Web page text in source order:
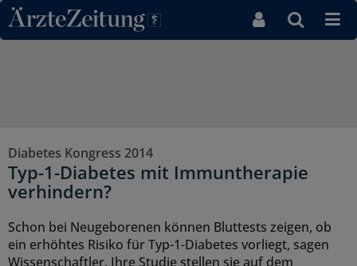
Direkt zum Inhaltsbereich
Diabetes Kongress 2014
Typ-1-Diabetes mit Immuntherapie
verhindern?
Schon bei Neugeborenen können Bluttests zeigen, ob
ein erhöhtes Risiko für Typ-1-Diabetes vorliegt, sagen
Wissenschaftler. Ihre Studie stellen sie auf dem